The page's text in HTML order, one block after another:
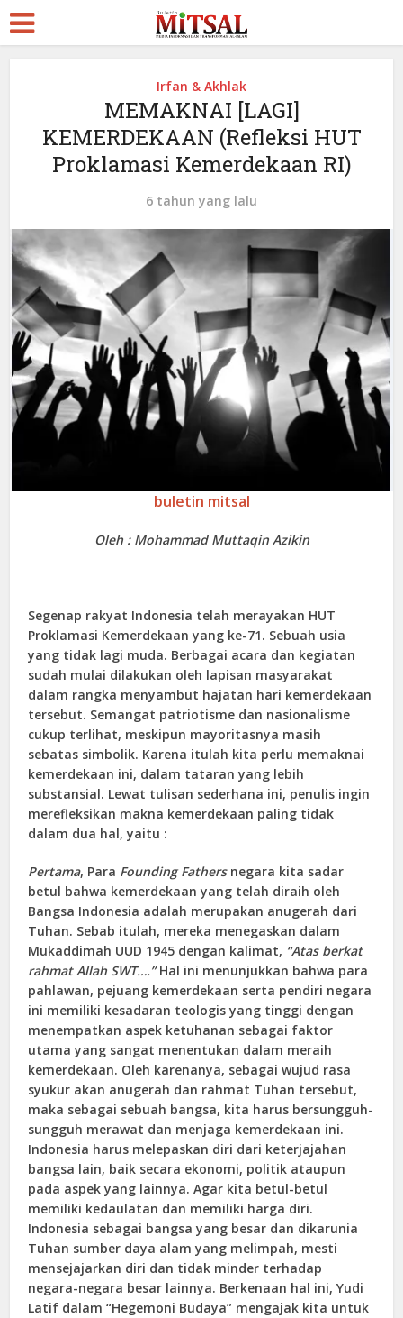
Irfan & Akhlak
MEMAKNAI [LAGI]
KEMERDEKAAN (Refleksi HUT
Proklamasi Kemerdekaan RI)
6 tahun yang lalu
buletin mitsal
Oleh : Mohammad Muttaqin Azikin
Segenap rakyat Indonesia telah merayakan HUT
Proklamasi Kemerdekaan yang ke-71. Sebuah usia
yang tidak lagi muda. Berbagai acara dan kegiatan
sudah mulai dilakukan oleh lapisan masyarakat
dalam rangka menyambut hajatan hari kemerdekaan
tersebut. Semangat patriotisme dan nasionalisme
cukup terlihat, meskipun mayoritasnya masih
sebatas simbolik. Karena itulah kita perlu memaknai
kemerdekaan ini, dalam tataran yang lebih
substansial. Lewat tulisan sederhana ini, penulis ingin
merefleksikan makna kemerdekaan paling tidak
dalam dua hal, yaitu :
Pertama, Para Founding Fathersnegara kita sadar
betul bahwa kemerdekaan yang telah diraih oleh
Bangsa Indonesia adalah merupakan anugerah dari
Tuhan. Sebab itulah, mereka menegaskan dalam
Mukaddimah UUD 1945 dengan kalimat, “Atas berkat
rahmat Allah SWT….”Hal ini menunjukkan bahwa para
pahlawan, pejuang kemerdekaan serta pendiri negara
ini memiliki kesadaran teologis yang tinggi dengan
menempatkan aspek ketuhanan sebagai faktor
utama yang sangat menentukan dalam meraih
kemerdekaan. Oleh karenanya, sebagai wujud rasa
syukur akan anugerah dan rahmat Tuhan tersebut,
maka sebagai sebuah bangsa, kita harus bersungguh-
sungguh merawat dan menjaga kemerdekaan ini.
Indonesia harus melepaskan diri dari keterjajahan
bangsa lain, baik secara ekonomi, politik ataupun
pada aspek yang lainnya. Agar kita betul-betul
memiliki kedaulatan dan memiliki harga diri.
Indonesia sebagai bangsa yang besar dan dikarunia
Tuhan sumber daya alam yang melimpah, mesti
mensejajarkan diri dan tidak minder terhadap
negara-negara besar lainnya. Berkenaan hal ini, Yudi
Latif dalam “Hegemoni Budaya” mengajak kita untuk